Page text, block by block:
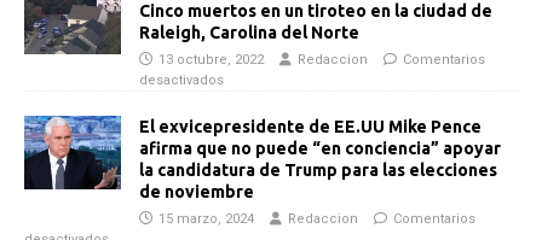
Cinco muertos en un tiroteo en la ciudad de
Raleigh, Carolina del Norte
13 octubre, 2022 Redaccion
Comentarios
desactivados
El exvicepresidente de EE.UU Mike Pence
afirma que no puede “en conciencia” apoyar
la candidatura de Trump para las elecciones
de noviembre
15 marzo, 2024 Redaccion
Comentarios